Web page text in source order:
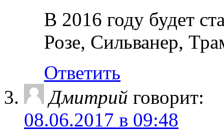
В 2016 году будет
Розе, Сильванер,
Ответить
Дмитрий говорит:
08.06.2017 в 09:48